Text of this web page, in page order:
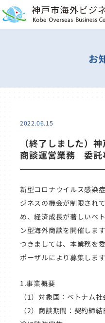
お
2022.06.15
（終了しました）
商談運営業務 委託
新型コロナウイルス感染
ジネスの機会が制限され
め、経済成長が著しいベ
ン型海外商談を開催します
つきましては、本業務を
ポーザルにより募集します
1.事業概要
（1）対象国：ベトナム
（2）商談期間：契約締